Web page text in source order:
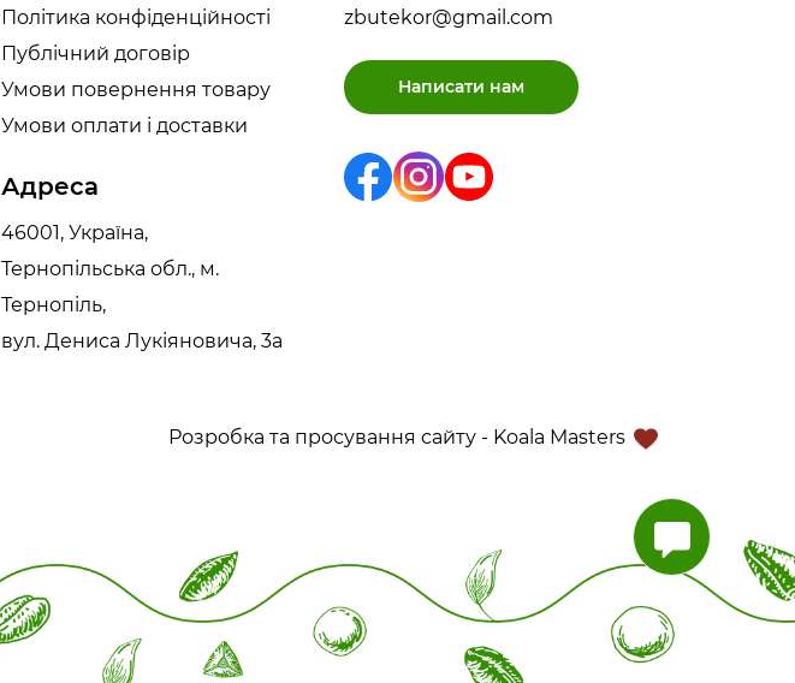
Політика конфіденційності
Публічний договір
Умови повернення товару
Умови оплати і доставки
Адреса
46001, Україна,
Тернопільська обл., м.
Тернопіль,
вул. Дениса Лукіяновича, 3а
zbutekor@gmail.com
Написати нам
Розробка та просування сайту - Koala Masters